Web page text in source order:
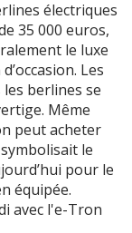
électriques
35 000 euros,
le luxe
Les
les berlines se
Même
peut acheter
le
pour le
équipée.
avec l'e-Tron